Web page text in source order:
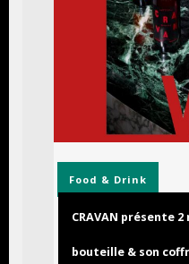
Food & Drink
CRAVAN présente
bouteille & son